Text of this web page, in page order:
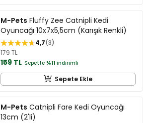
M-Pets Fluffy Zee Catnipli Kedi
Oyuncağı 10x7x5,5cm (Karışık Renkli)
4,7 3
179 TL
159 TL Sepette %11 indirimli
Sepete Ekle
M-Pets Catnipli Fare Kedi Oyuncağı
13cm (2'li)